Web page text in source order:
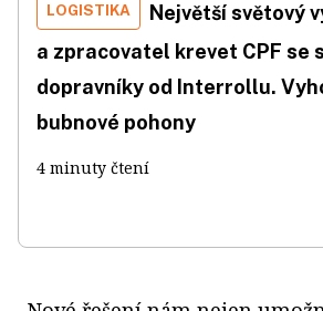
LOGISTIKA
Největší světový
a zpracovatel krevet CPF se
dopravníky od Interrollu.
bubnové pohony
4 minuty čtení